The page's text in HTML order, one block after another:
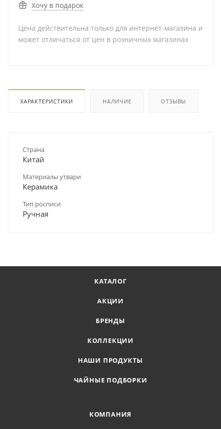
Хочу в подарок
Цена действительна только для интернет-магазина и
может отличаться от цен в розничных магазинах
ХАРАКТЕРИСТИКИ НАЛИЧИЕ ОТЗЫВЫ
Страна
Китай
Материалы утвари
Керамика
Тип росписи
Ручная
КАТАЛОГ
АКЦИИ
БРЕНДЫ
КОЛЛЕКЦИИ
НАШИ ПРОДУКТЫ
ЧАЙНЫЕ ПОДБОРКИ
КОМПАНИЯ